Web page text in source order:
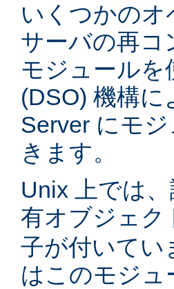
いくつかの
サーバの再コ
モジュールを
(DSO) 機構に
Server にモ
きます。
Unix 上では
有オブジェ
子が付いてい
はこのモジ